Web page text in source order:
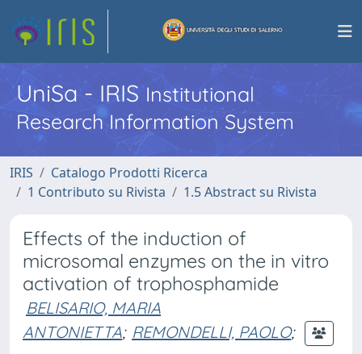
UniSa - IRISInstitutional
Research Information System
IRIS
Catalogo Prodotti Ricerca
1 Contributo su Rivista
1.5 Abstract su Rivista
Effects of the induction of
microsomal enzymes on the in vitro
activation of trophosphamide
BELISARIO, MARIA
ANTONIETTA; REMONDELLI, PAOLO;